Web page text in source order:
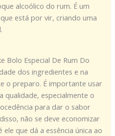
alcoólico do rum. É um
está por vir, criando uma
Bolo Especial De Rum Do
dos ingredientes e na
o preparo. É importante usar
qualidade, especialmente o
para dar o sabor
não se deve economizar
que dá a essência única ao